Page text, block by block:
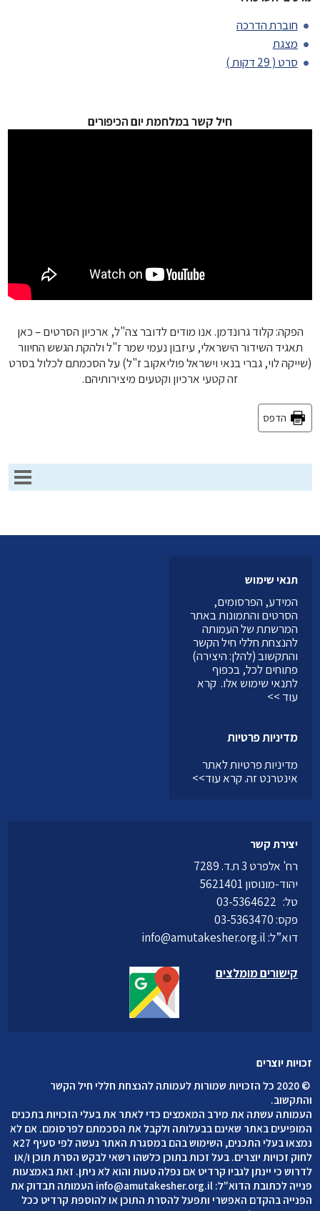
חוברת הדרכה
מצגת
סרט ( 29 דקות )
חיל קשר במלחמת יום הכיפורים
הפקה: קלוד גרונדמן. אנו מודים לדובר צה"ל, ארכיון הסרטים – כאן
תאגיד השידור הישראלי, עיזבון נעמי שמר ז"ל ולהקת הגשש החיוור
(שייקה לוי, גברי בנאי וישראל פוליאקוב ז"ל) על הסכמתם לכלול בסרט
זה קטעי ארכיון וקטעים מיצירותיהם.
הדפס
תנאי שימוש
המידע, הפרסומים,
הסרטים והתמונות באתר
המרשתת של העמותה
להנצחת חללי חיל הקשר
והתקשוב (להלן: היצירה)
פתוחים לכל, בכפוף
לתנאי שימוש אלו.קרא
עוד >>
מדיניות פרטיות
מדיניות פרטיות לאתר
אינטרנט זה.קרא עוד>>
זכויות יוצרים
©
2020 כל הזכויות שמורות לעמותה להנצחת חללי חיל הקשר
והתקשוב.
העמותה עשתה את מירב המאמצים כדי לאתר את בעלי הזכויות בתכנים
המופיעים באתר שאינם בבעלותה ולקבל את הסכמתם לפרסומם. אם לא
נמצאו בעלי התכנים, השימוש בהם במסגרת האתר נעשה לפי סעיף 27א
לחוק זכויות יוצרים. בעל זכות בתוכן כלשהו רשאי לבקש הסרת תוכן ו/או
לדרוש כי יינתן לגביו קרדיט אם נפלה טעות והוא לא ניתן. זאת באמצעות
פנייה לכתובת הדוא"ל: info@amutakesher.org.il העמותה תבדוק את
הפנייה בהקדם האפשרי ותפעל להסרת התוכן או להוספת קרדיט ככל
יצירת קשר
רח' אלפרט 3 ת.ד. 7289
יהוד-מונוסון 5621401
טל:
פקס: 03-5363470
דוא”ל:info@amutakesher.org.il
קישורים מומלצים